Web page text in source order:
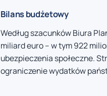
Bilans budżetowy
Według szacunków Biura
miliard euro – w tym 922
ubezpieczenia społeczne.
ograniczenie wydatków